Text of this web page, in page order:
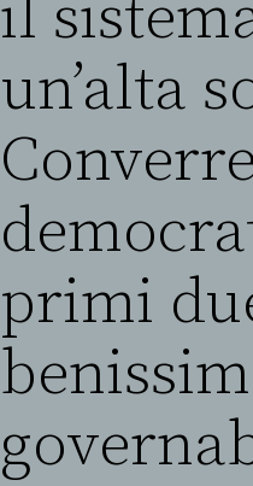
il
un’alta
primi